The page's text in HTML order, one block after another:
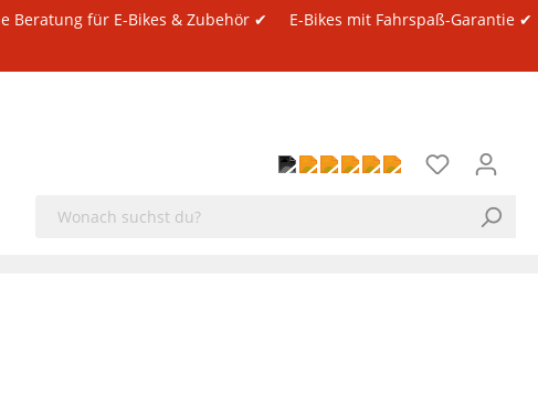
Beratung für E-Bikes & Zubehör ✔
E-Bikes mit Fahrspaß-Garantie ✔